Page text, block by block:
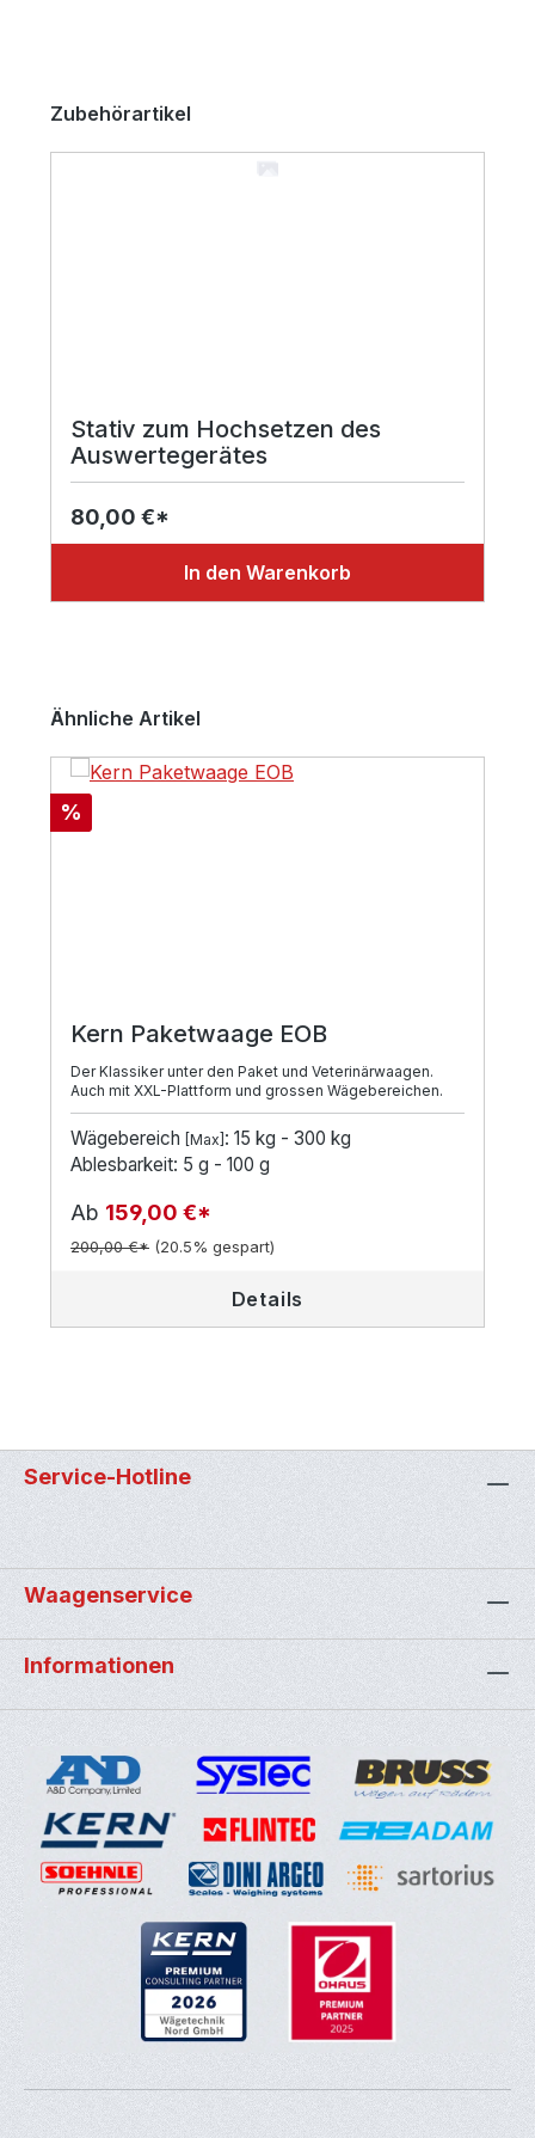
Produktgalerie überspringen
Zubehörartikel
Stativ zum Hochsetzen des
Auswertegerätes
80,00 €*
In den Warenkorb
Produktgalerie überspringen
Ähnliche Artikel
Rabatt
%
Kern Paketwaage EOB
Der Klassiker unter den Paket und Veterinärwaagen.
Auch mit XXL-Plattform und grossen Wägebereichen.
Wägebereich [Max] : 15 kg - 300 kg
Ablesbarkeit: 5 g - 100 g
Ab 159,00 €*
200,00 €* (20.5% gespart)
Details
Service-Hotline
Waagenservice
Informationen